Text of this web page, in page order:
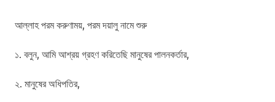
আল্লাহ পরম করুণাময়, পরম দয়ালু নামে শুরু
১. বলুন, আমি আশ্রয় গ্রহণ করিতেছি মানুষের পালনকর্তার,
২. মানুষের অধিপতির,